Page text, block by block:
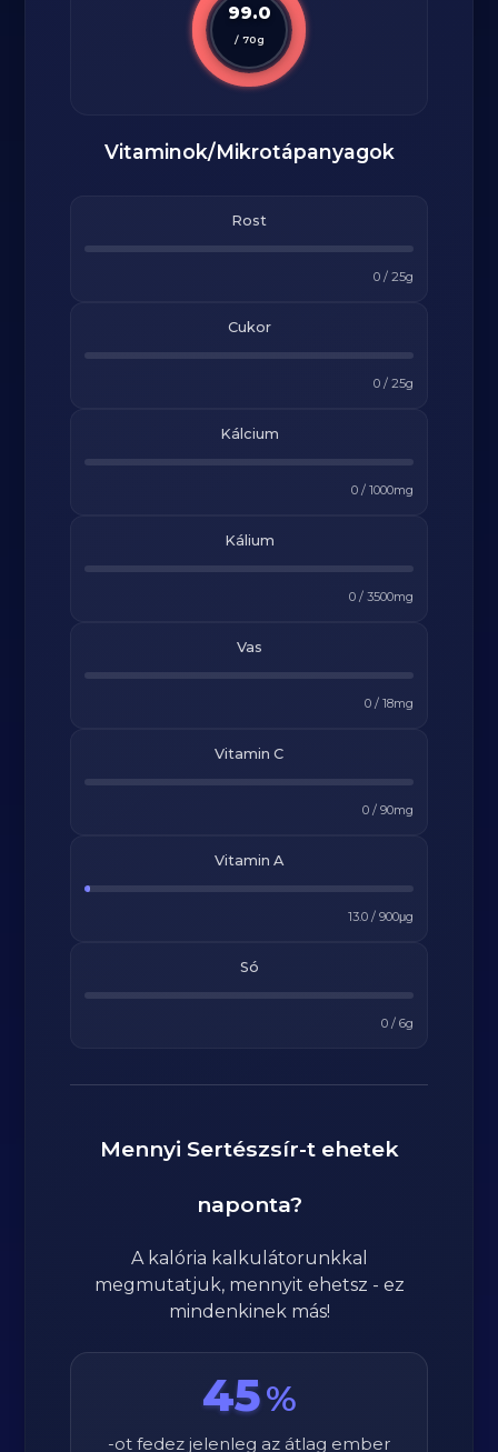
99.0
/ 70g
Vitaminok/Mikrotápanyagok
Rost
0/ 25g
Cukor
0/ 25g
Kálcium
0/ 1000mg
Kálium
0/ 3500mg
Vas
0/ 18mg
Vitamin C
0/ 90mg
Vitamin A
13.0/ 900μg
Só
0/ 6g
Mennyi Sertészsír-t ehetek
naponta?
A kalória kalkulátorunkkal
megmutatjuk, mennyit ehetsz - ez
mindenkinek más!
45%
-ot fedez jelenleg az átlag ember